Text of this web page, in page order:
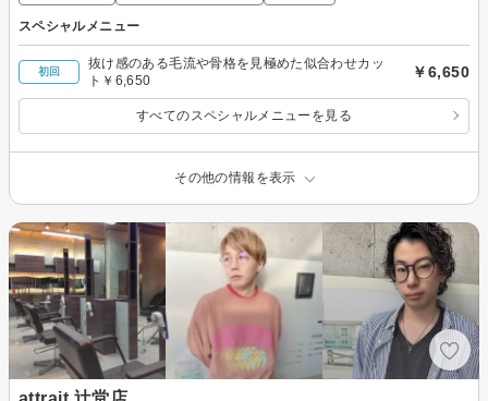
スペシャルメニュー
初回
抜け感のある毛流や骨格を見極めた似合わせカッ
ト￥6,650
￥6,650
すべてのスペシャルメニューを見る
その他の情報を表示